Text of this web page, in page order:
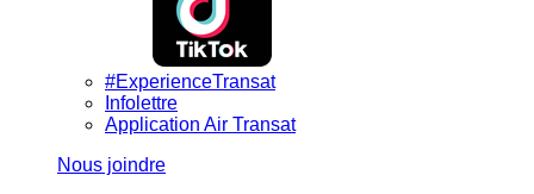
#ExperienceTransat
Infolettre
Application Air Transat
Nous joindre